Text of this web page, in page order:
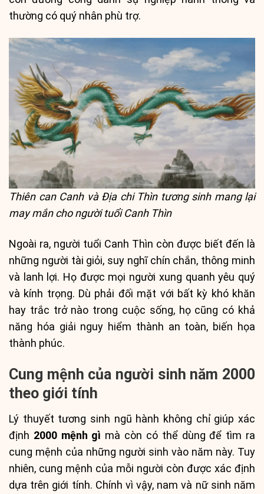
thường có quý nhân phù trợ.
Thiên can Canh và Địa chi Thìn tương sinh mang lại
may mắn cho người tuổi Canh Thìn
Ngoài ra, người tuổi Canh Thìn còn được biết đến là
những người tài giỏi, suy nghĩ chín chắn, thông minh
và lanh lợi. Họ được mọi người xung quanh yêu quý
và kính trọng. Dù phải đối mặt với bất kỳ khó khăn
hay trắc trở nào trong cuộc sống, họ cũng có khả
năng hóa giải nguy hiểm thành an toàn, biến họa
thành phúc.
Cung mệnh của người sinh năm 2000
theo giới tính
Lý thuyết tương sinh ngũ hành không chỉ giúp xác
định 2000 mệnh gì mà còn có thể dùng để tìm ra
cung mệnh của những người sinh vào năm này. Tuy
nhiên, cung mệnh của mỗi người còn được xác định
dựa trên giới tính. Chính vì vậy, nam và nữ sinh năm